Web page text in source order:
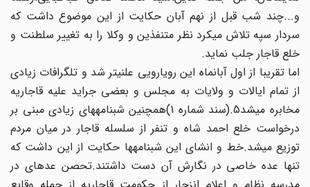
و...چند شب قبل‏ از نهم آبان حکایت از این موضوع داشت که
سردار سپه تلاش می‏کرد نظر متنفذین و وکلا را به تغییر سلطنت و
خلع قاجار جلب نماید.
اما تقریبا از اول آبان‏ماه این رویارویی علنی‏تر شد و تلگرافات زیادی‏
از تمام ایالات و ولایات به مجلس و بعضی جراید علیه قاجاریه
مخابره‏ می‏شد5.(سند شماره 1)همچنین شب‏نامه‏های زیادی مبنی بر
درخواست‏ خلع احمد شاه و تنفر از سلسله قاجار در میان مردم
توزیع می‏شد.خط و انشای این شب‏نامه‏ها حکایت از این داشت که
تنها عده خاصی در نگارش آن دست داشتند.تحصن عده‏ای در